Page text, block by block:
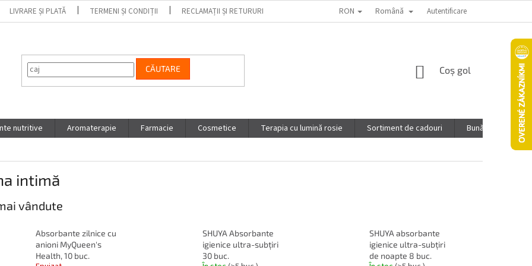
LIVRARE ȘI PLATĂ TERMENI ȘI CONDIȚII RECLAMAȚII ȘI RETURURI PONUKA PRE INFLUENCEROV
RON Română Autentificare
CĂUTARE
COŞ
Coş gol
nutritive Aromaterapie Farmacie Cosmetice Terapia cu lumină rosie Sortiment de cadouri Bunăstare
intimă
vândute
Absorbante zilnice cu
anioni MyQueen's
Health, 10 buc.
SHUYA Absorbante
igienice ultra-subțiri
30 buc.
SHUYA absorbante
igienice ultra-subțiri
de noapte 8 buc.